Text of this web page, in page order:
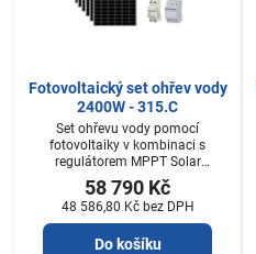
Fotovoltaický set ohřev vody
2400W - 315.C
Set ohřevu vody pomocí
fotovoltaiky v kombinaci s
regulátorem MPPT Solar
Kerberos firmy Unites, sestava 6
ks fotovoltaických panelů 400W s
regulátorem KERBEROS 315C pro
jednu topnou spirálu , kabeláží
DC 2x10 m, konektory MC4 a
58 790 Kč
48 586,80 Kč bez DPH
Do košíku